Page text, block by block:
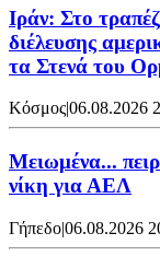
Ιράν: Στο
διέλευσης
τα Στενά του
Κόσμος|06.08.2026
Μειωμένα...
νίκη για ΑΕΛ
Γήπεδο|06.08.2026